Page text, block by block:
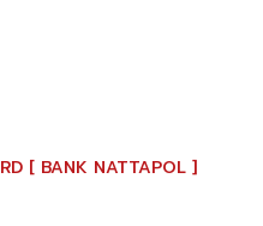
[ BANK NATTAPOL ]